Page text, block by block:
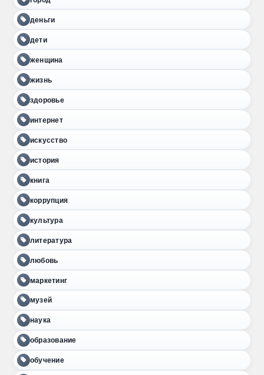
деньги
дети
женщина
жизнь
здоровье
интернет
искусство
история
книга
коррупция
культура
литература
любовь
маркетинг
музей
наука
образование
обучение